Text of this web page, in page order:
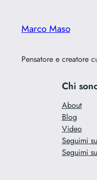
Marco Maso
Pensatore e creatore
Chi
About
Blog
Video
Seguimi
Seguimi